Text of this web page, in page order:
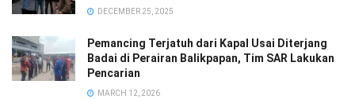
DECEMBER 25, 2025
Pemancing Terjatuh dari Kapal Usai Diterjang
Badai di Perairan Balikpapan, Tim SAR Lakukan
Pencarian
MARCH 12, 2026